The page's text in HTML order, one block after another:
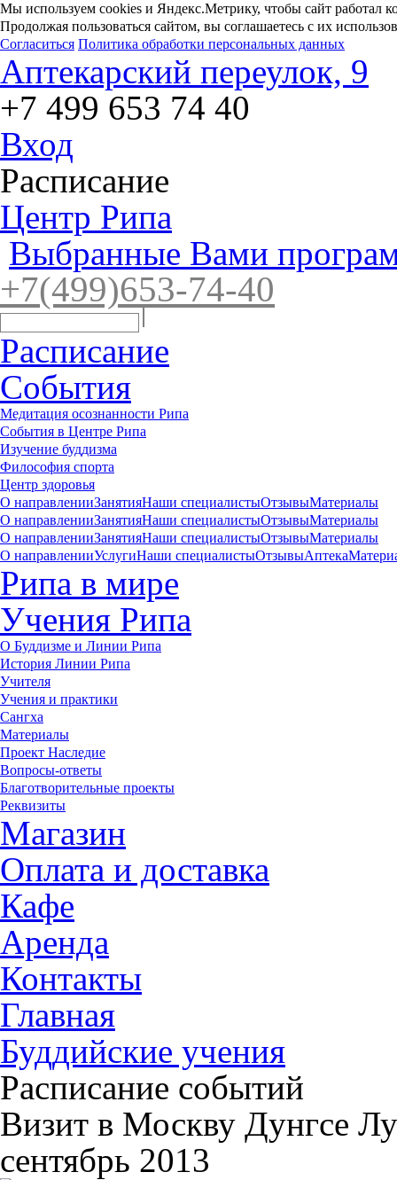
Мы используем cookies и Яндекс.Метрику, чтобы сайт работал
Продолжая пользоваться сайтом, вы соглашаетесь с их
Согласиться Политика обработки персональных данных
Аптекарский переулок, 9
+7 499 653 74 40
Вход
Расписание
Центр Рипа
Выбранные Вами
+7(499)653-74-40
Расписание
События
Медитация осознанности Рипа
События в Центре Рипа
Изучение буддизма
Философия спорта
Центр здоровья
О направленииЗанятияНаши специалистыОтзывыМатериалы
О направленииЗанятияНаши специалистыОтзывыМатериалы
О направленииЗанятияНаши специалистыОтзывыМатериалы
О направленииУслугиНаши специалистыОтзывыАптека
Рипа в мире
Учения Рипа
О Буддизме и Линии Рипа
История Линии Рипа
Учителя
Учения и практики
Сангха
Материалы
Проект Наследие
Вопросы-ответы
Благотворительные проекты
Реквизиты
Магазин
Оплата и доставка
Кафе
Аренда
Контакты
Главная
Буддийские учения
Расписание событий
Визит в Москву Дунгсе
сентябрь 2013